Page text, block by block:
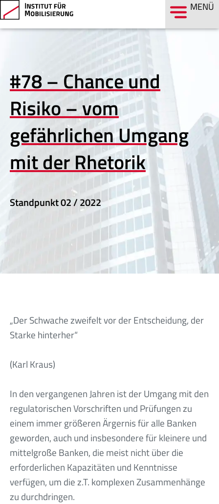
MENÜ
#78 – Chance und
Risiko – vom
gefährlichen Umgang
mit der Rhetorik
Standpunkt02 / 2022
„Der Schwache zweifelt vor der Entscheidung, der
Starke hinterher“
(Karl Kraus)
In den vergangenen Jahren ist der Umgang mit den
regulatorischen Vorschriften und Prüfungen zu
einem immer größeren Ärgernis für alle Banken
geworden, auch und insbesondere für kleinere und
mittelgroße Banken, die meist nicht über die
erforderlichen Kapazitäten und Kenntnisse
verfügen, um die z.T. komplexen Zusammenhänge
zu durchdringen.